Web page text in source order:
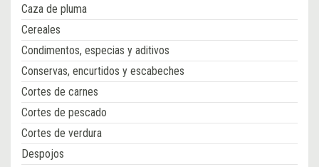
Caza de pluma
Cereales
Condimentos, especias y aditivos
Conservas, encurtidos y escabeches
Cortes de carnes
Cortes de pescado
Cortes de verdura
Despojos